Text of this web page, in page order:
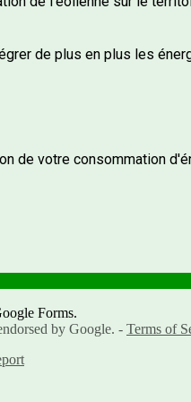
de plus en plus les
de votre consommation
Forms.
by Google. - Terms of